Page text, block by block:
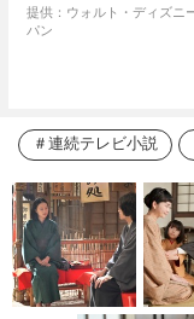
提供：ウォルト・ディズニ
パン
連続テレビ小説